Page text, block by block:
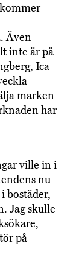
Även
inte är på
Ica
marken
har
ville in i
nu
bostäder,
Jag skulle
på